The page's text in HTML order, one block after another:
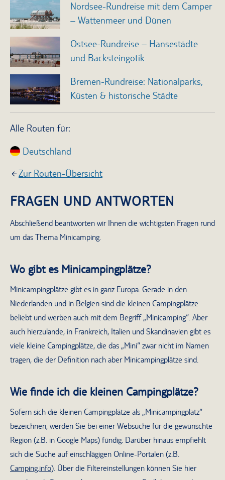
Nordsee-Rundreise mit dem Camper
– Wattenmeer und Dünen
Ostsee-Rundreise – Hansestädte
und Backsteingotik
Bremen-Rundreise: Nationalparks,
Küsten & historische Städte
Alle Routen für:
Deutschland
Zur Routen-Übersicht
FRAGEN UND ANTWORTEN
Abschließend beantworten wir Ihnen die wichtigsten Fragen rund
um das Thema Minicamping.
Wo gibt es Minicampingplätze?
Minicampingplätze gibt es in ganz Europa. Gerade in den
Niederlanden und in Belgien sind die kleinen Campingplätze
beliebt und werben auch mit dem Begriff „Minicamping“. Aber
auch hierzulande, in Frankreich, Italien und Skandinavien gibt es
viele kleine Campingplätze, die das „Mini“ zwar nicht im Namen
tragen, die der Definition nach aber Minicampingplätze sind.
Wie finde ich die kleinen Campingplätze?
Sofern sich die kleinen Campingplätze als „Minicampingplatz“
bezeichnen, werden Sie bei einer Websuche für die gewünschte
Region (z.B. in Google Maps) fündig. Darüber hinaus empfiehlt
sich die Suche auf einschlägigen Online-Portalen (z.B.
Camping.info). Über die Filtereinstellungen können Sie hier